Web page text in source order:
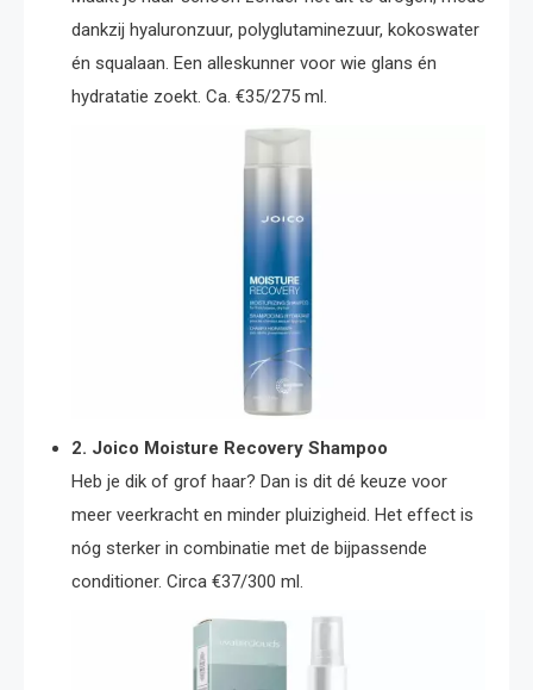
dankzij hyaluronzuur, polyglutaminezuur, kokoswater
én squalaan. Een alleskunner voor wie glans én
hydratatie zoekt. Ca. €35/275 ml.
2. Joico Moisture Recovery Shampoo
Heb je dik of grof haar? Dan is dit dé keuze voor
meer veerkracht en minder pluizigheid. Het effect is
nóg sterker in combinatie met de bijpassende
conditioner. Circa €37/300 ml.